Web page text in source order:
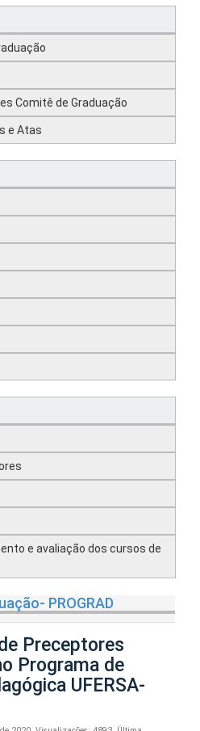
Comitê de Graduação
e Atas
e avaliação dos cursos de
PROGRAD
Preceptores
Programa de
UFERSA-